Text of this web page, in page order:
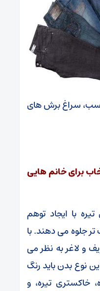
سراغ برش های
برای خانم هایی
با ایجاد توهم
جلوه می دهند. با
و لاغر به نظر می
نوع بدن باید رنگ
خاکستری تیره، و